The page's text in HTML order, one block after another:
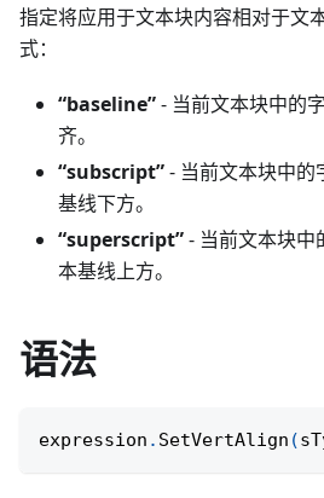
指定将应用于文本块内容相对于文
式：
“baseline”- 当前文本块中的
齐。
“subscript”- 当前文本块中的
基线下方。
“superscript”- 当前文本块中
本基线上方。
语法
expression . SetVertAlign (